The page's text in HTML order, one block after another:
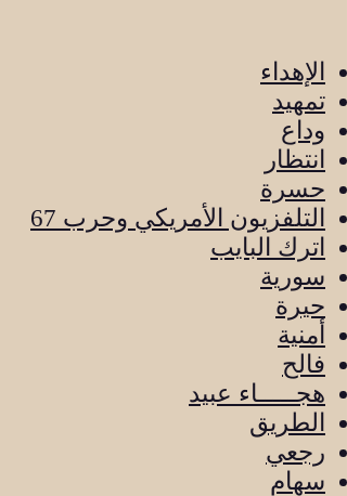
الإهداء
تمهيد
وداع
انتظار
حسرة
التلفزيون الأمريكي وحرب 67
اترك البايب
سورية
حيرة
أمنية
فالح
هجـــــاء عبيد
الطريق
رجعي
سهام